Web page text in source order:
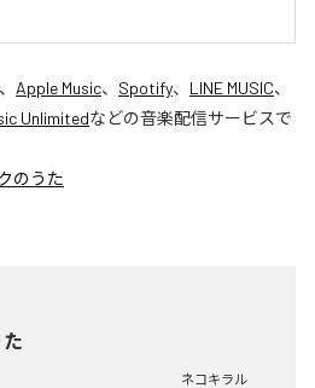
Apple Music、 Spotify、 LINE MUSIC、
Unlimitedなどの音楽配信サービスで
のうた
ネコキラル